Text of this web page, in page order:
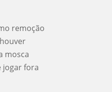
remoção
mosca
jogar fora